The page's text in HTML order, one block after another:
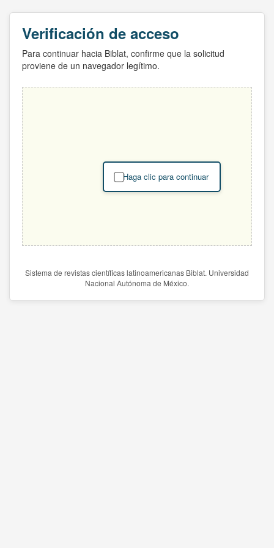
Verificación de acceso
Para continuar hacia Biblat, confirme que la solicitud
proviene de un navegador legítimo.
Haga clic para continuar
Sistema de revistas científicas latinoamericanas Biblat. Universidad
Nacional Autónoma de México.